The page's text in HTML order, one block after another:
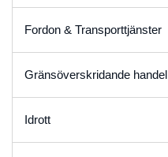
Fordon & Transporttjänster
Gränsöverskridande handel
Idrott